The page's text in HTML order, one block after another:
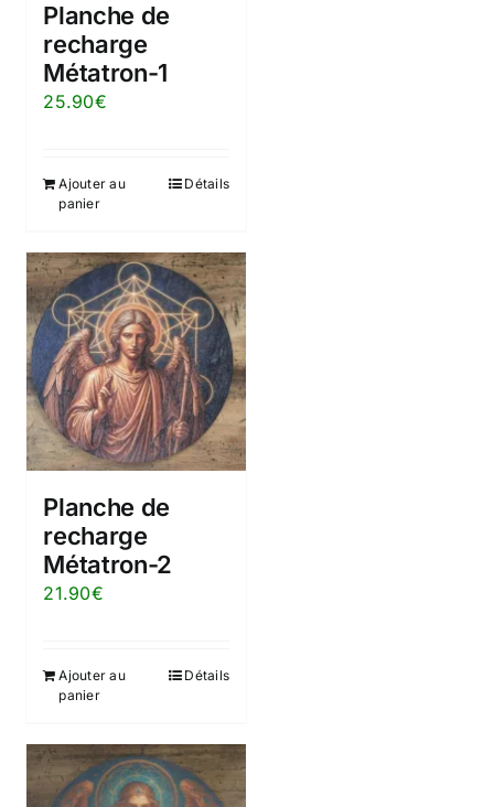
Planche de
recharge
Métatron-1
25.90€
Ajouter au
panier
Détails
Planche de
recharge
Métatron-2
21.90€
Ajouter au
panier
Détails